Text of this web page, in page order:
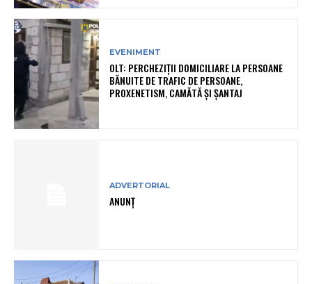
EVENIMENT
OLT: PERCHEZIŢII DOMICILIARE LA PERSOANE
BĂNUITE DE TRAFIC DE PERSOANE,
PROXENETISM, CAMĂTĂ ŞI ŞANTAJ
ADVERTORIAL
ANUNȚ